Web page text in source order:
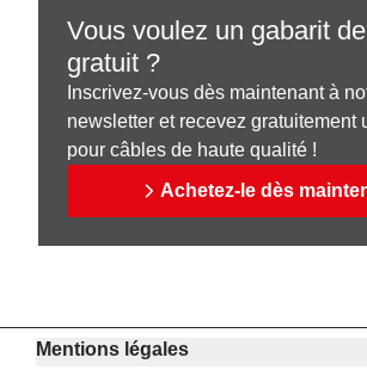
Vous voulez un gabarit
gratuit ?
Inscrivez-vous dès maintenant à
newsletter et recevez gratuitement
pour câbles de haute qualité !
Achetez-le dès
Mentions légales